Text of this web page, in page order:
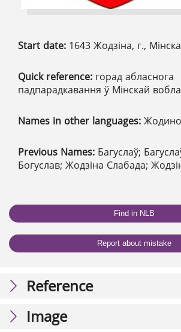
Start date: 1643 Жодзіна, г.,
Quick reference: горад абласнога
падпарадкавання ў Мінскай
Names in other languages:
Previous Names: Багуслаў;
Богуслав; Жодзіна Слабада;
Find in NLB
Report about mistake
Reference
Image